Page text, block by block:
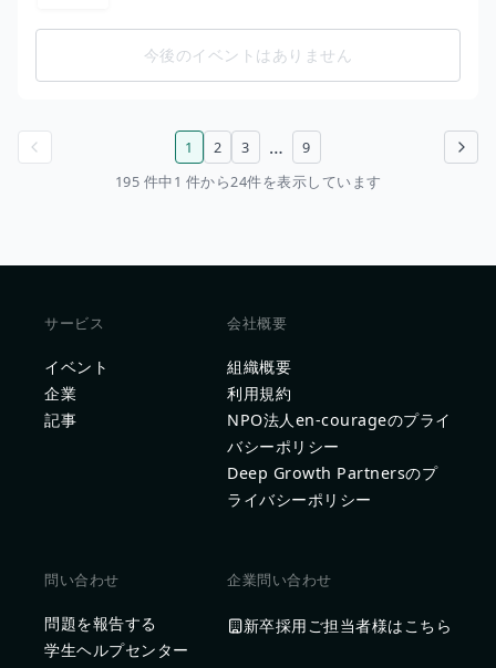
今後のイベントはありません
次のページ
1 2 3 …
9
195 件中1 件から24件を表示しています
サービス
イベント
企業
記事
会社概要
組織概要
利用規約
NPO法人en-courageのプライ
バシーポリシー
Deep Growth Partnersのプ
ライバシーポリシー
問い合わせ
問題を報告する
学生ヘルプセンター
企業問い合わせ
新卒採用ご担当者様はこちら